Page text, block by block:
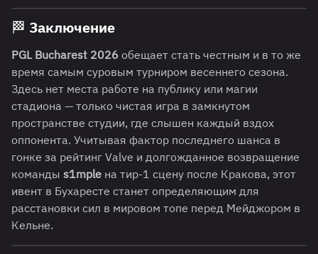
🏁 Заключение
PGL Bucharest 2026 обещает стать честным и в то же
время самым суровым турниром весеннего сезона.
Здесь нет места работе на публику или магии
стадиона — только чистая игра в замкнутом
пространстве студии, где слышен каждый вздох
оппонента. Учитывая фактор последнего шанса в
гонке за рейтинг Valve и долгожданное возвращение
команды s1mple на тир-1 сцену после Кракова, этот
ивент в Бухаресте станет определяющим для
расстановки сил в мировом топе перед Мейджором в
Кельне.